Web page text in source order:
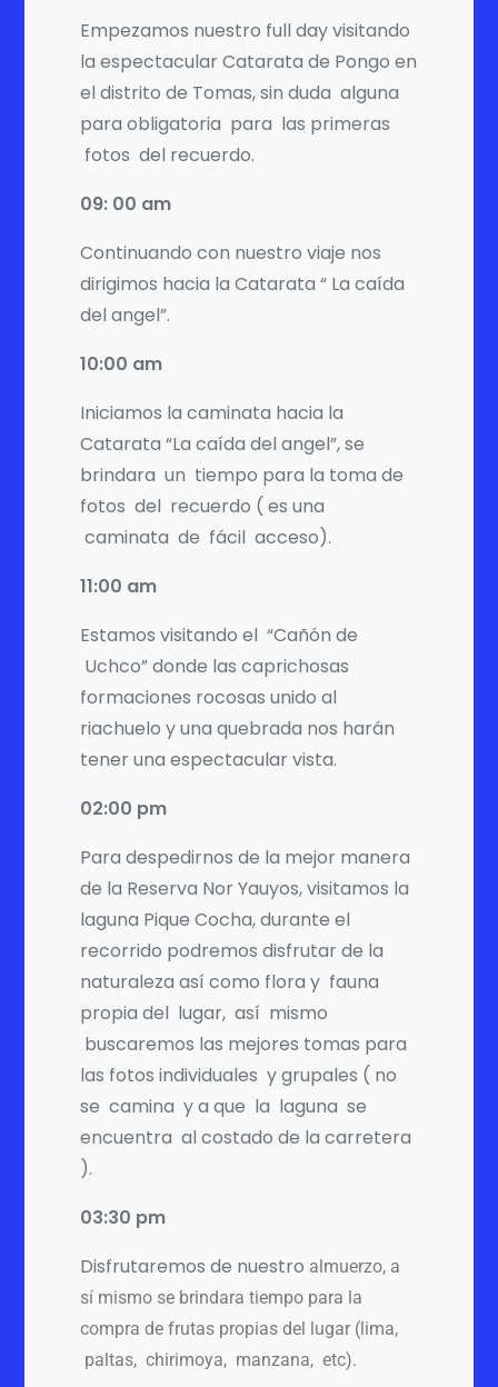
Empezamos nuestro full day visitando
la espectacular Catarata de Pongo en
el distrito de Tomas, sin duda alguna
para obligatoria para las primeras
fotos del recuerdo.
09: 00 am
Continuando con nuestro viaje nos
dirigimos hacia la Catarata “ La caída
del angel”.
10:00 am
Iniciamos la caminata hacia la
Catarata “La caída del angel”, se
brindara un tiempo para la toma de
fotos del recuerdo ( es una
caminata de fácil acceso).
11:00 am
Estamos visitando el “Cañón de
Uchco” donde las caprichosas
formaciones rocosas unido al
riachuelo y una quebrada nos harán
tener una espectacular vista.
02:00 pm
Para despedirnos de la mejor manera
de la Reserva Nor Yauyos, visitamos la
laguna Pique Cocha, durante el
recorrido podremos disfrutar de la
naturaleza así como flora y fauna
propia del lugar, así mismo
buscaremos las mejores tomas para
las fotos individuales y grupales ( no
se camina y a que la laguna se
encuentra al costado de la carretera
).
03:30 pm
Disfrutaremos de nuestro almuerzo, a
sí mismo se brindara tiempo para la
compra de frutas propias del lugar (lima,
paltas, chirimoya, manzana, etc).